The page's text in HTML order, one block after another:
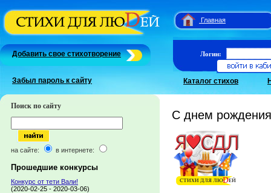
Главная
Добавить свое стихотворение
Забыл пароль к сайту
Логин:
Каталог стихов
Поиск по сайту
на сайте: в интернете:
Прошедшие конкурсы
Конкурс от тети Вали!
(2020-02-25 - 2020-03-06)
С днем